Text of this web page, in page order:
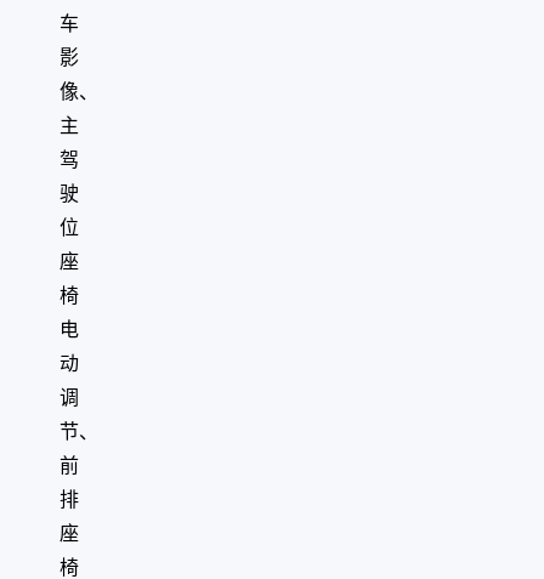
车
影
像、
主
驾
驶
位
座
椅
电
动
调
节、
前
排
座
椅